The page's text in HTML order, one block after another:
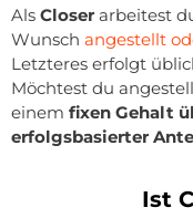
Als Closer arbeitest
Wunsch angestellt
Letzteres erfolgt
Möchtest du
einem fixen Gehalt
erfolgsbasierter
Ist